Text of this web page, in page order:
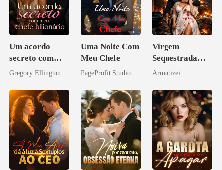
Um acordo
secreto com
meu chefe
Gregory Ellington
Uma Noite Com
Meu Chefe
PageProfit Studio
Virgem
Sequestrada
pelo Mafioso
CONTRATO
DE SANGUE
Armotizei